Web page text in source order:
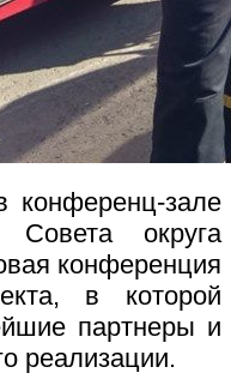
конференц-зале
Совета округа
конференция
в которой
партнеры и
реализации.